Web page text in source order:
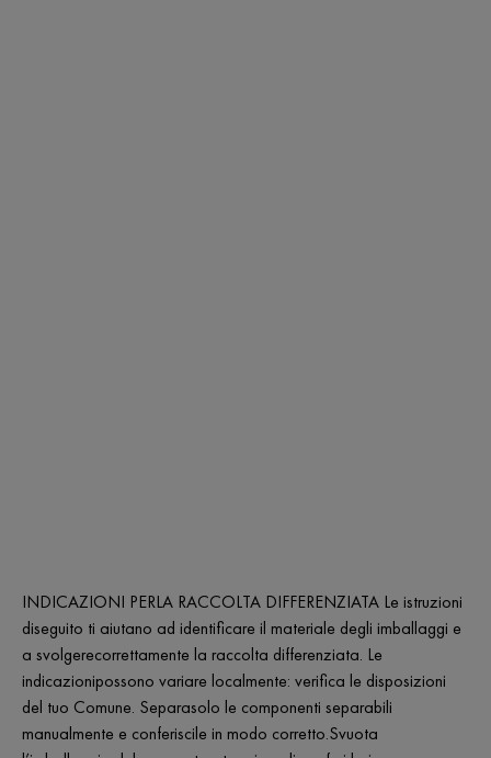
INDICAZIONI PERLA RACCOLTA DIFFERENZIATA Le istruzioni
diseguito ti aiutano ad identificare il materiale degli imballaggi e
a svolgerecorrettamente la raccolta differenziata. Le
indicazionipossono variare localmente: verifica le disposizioni
del tuo Comune. Separasolo le componenti separabili
manualmente e conferiscile in modo corretto.Svuota